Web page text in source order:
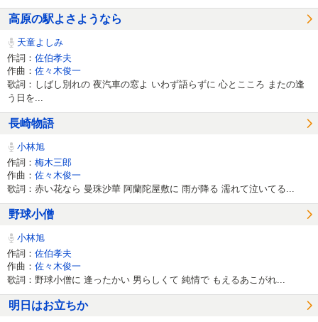
高原の駅よさようなら
天童よしみ
作詞： 佐伯孝夫
作曲： 佐々木俊一
歌詞：しばし別れの 夜汽車の窓よ いわず語らずに 心とこころ またの逢
う日を...
長崎物語
小林旭
作詞： 梅木三郎
作曲： 佐々木俊一
歌詞：赤い花なら 曼珠沙華 阿蘭陀屋敷に 雨が降る 濡れて泣いてる...
野球小僧
小林旭
作詞： 佐伯孝夫
作曲： 佐々木俊一
歌詞：野球小僧に 逢ったかい 男らしくて 純情で もえるあこがれ...
明日はお立ちか